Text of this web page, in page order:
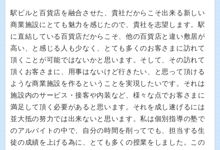
駅ビルと百貨店を融合させた、貴社だからこそ出来る新しい
商業施設にとても魅力を感じたので、貴社を志望します。駅
に直結している百貨店だからこそ、他の百貨店と違い敷居が
高い、と感じる人も少なく、とても多くのお客さまに訪れて
頂くことが可能ではないかと思います。そして、その訪れて
頂くお客さまに、用事はないけど行きたい、と思って頂ける
ような商業施設を作るということを実現したいです。それは
施設内のサービス・接客や内装など、様々な点でお客さまに
満足して頂く必要があると思います。それを成し遂げるには
並大抵の努力では出来ないと思います。私は個別指導の塾で
のアルバイトの中で、自分の時間を削ってでも、担当する生
徒の成績を上げる為に、とても多くの授業をしました。この